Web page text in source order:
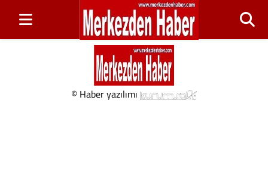
© Haber yazılımı